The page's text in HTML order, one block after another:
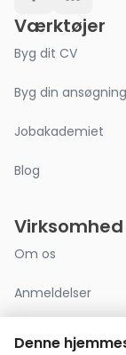
Værktøjer
Byg dit CV
Byg din ansøgning
Jobakademiet
Blog
Virksomhed
Om os
Anmeldelser
Denne